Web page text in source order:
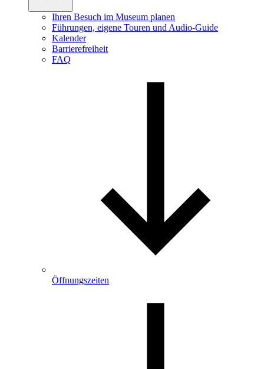
Ihren Besuch im Museum planen
Führungen, eigene Touren und Audio-Guide
Kalender
Barrierefreiheit
FAQ
Öffnungszeiten